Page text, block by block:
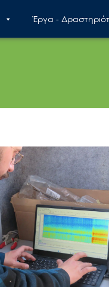
Έργα -